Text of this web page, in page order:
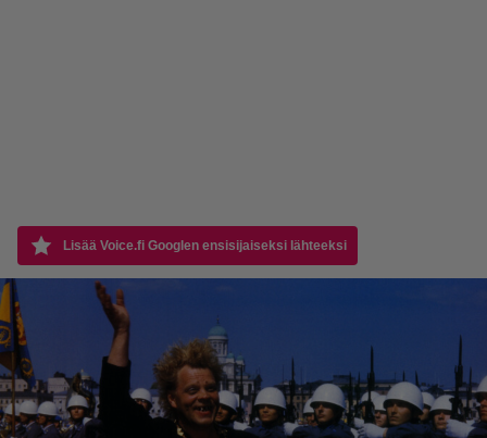
Lisää Voice.fi Googlen ensisijaiseksi lähteeksi